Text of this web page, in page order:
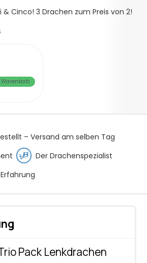
& Cinco! 3 Drachen zum Preis von 2!
– Versand am selben Tag
Der Drachenspezialist
Pack Lenkdrachen